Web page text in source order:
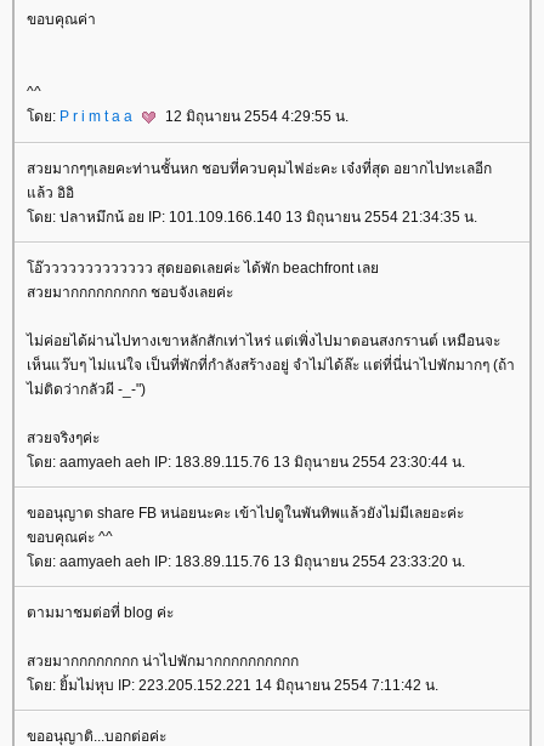
ขอบคุณค่า
^^
ดย: P r i m t a a 12 มิถุนายน 2554 4:29:55 น.
สวยมากๆๆเลยคะท่านชั้นหก ชอบที่ควบคุมไฟอ่ะคะ เจ๋งที่สุด อยากไปทะเลอีก
ล้ว อิอิ
ดย: ปลาหมึกน้ อย IP: 101.109.166.140 13 มิถุนายน 2554 21:34:35 น.
อ๊ววววววววววววว สุดยอดเลยค่ะ ได้พัก beachfront เล
สวยมากกกกกกกกก ชอบจังเลยค่ะ
ไม่ค่อยได้ผ่านไปทางเขาหลักสักเท่าไหร่ แต่เพิ่งไปมาตอนสงกรานต์ เหมือนจะ
เห็นแว๊บๆ ไม่แน่ใจ เป็นที่พักที่กำลังสร้างอยู่ จำไม่ได้ล๊ะ แต่ที่นี่น่าไปพักมากๆ (ถ้า
ไม่ติดว่ากลัวผี -_-")
สวยจริงๆค่ะ
ดย: aamyaeh aeh IP: 183.89.115.76 13 มิถุนายน 2554 23:30:44 น.
ขออนุญาต share FB หน่อยนะคะ เข้าไปดูในพันทิพแล้วยังไม่มีเลยอะค่ะ
ขอบคุณค่ะ ^^
ดย: aamyaeh aeh IP: 183.89.115.76 13 มิถุนายน 2554 23:33:20 น.
ตามมาชมต่อที่ blog ค่ะ
สวยมากกกกกกกก น่าไปพักมากกกกกกกกกก
ดย: ยิ้มไม่หุบ IP: 223.205.152.221 14 มิถุนายน 2554 7:11:42 น.
ขออนุญาติ...บอกต่อค่ะ